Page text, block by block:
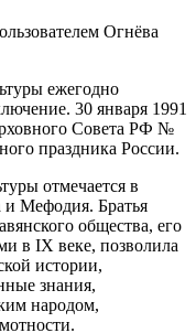
Огнёва
ежегодно
30 января 1991
Совета РФ №
праздника России.
отмечается в
и Мефодия. Братья
общества, его
в IX веке, позволила
истории,
знания,
народом,